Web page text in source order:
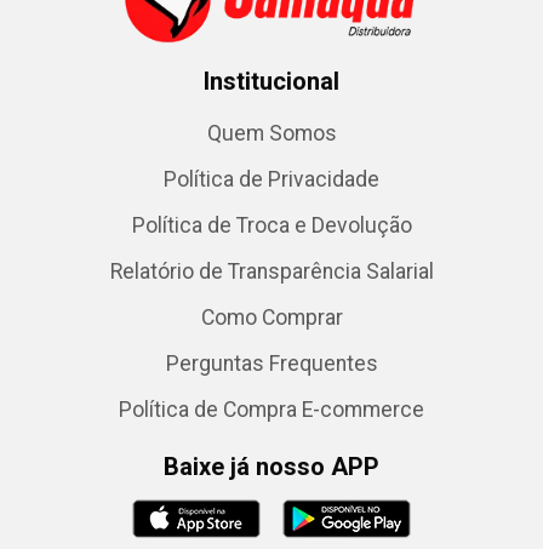
Institucional
Quem Somos
Política de Privacidade
Política de Troca e Devolução
Relatório de Transparência Salarial
Como Comprar
Perguntas Frequentes
Política de Compra E-commerce
Baixe já nosso APP